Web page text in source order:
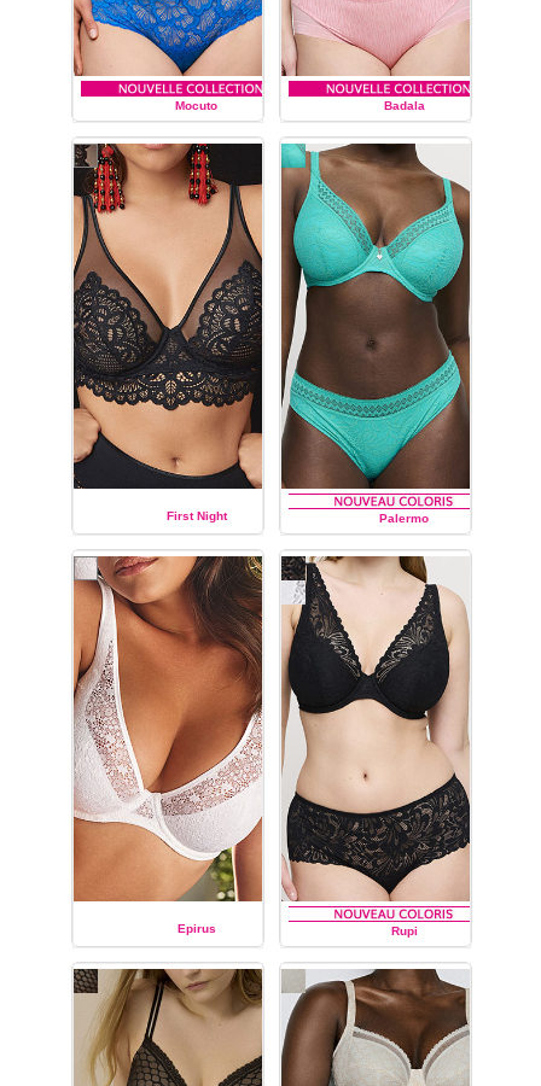
comme sur les peaux
foncées. La collection
Avellino propose de
nombreux type de produit
string, tanga, slip, shorty, slip
haut, plusieurs type de
soutiens-gorge à coque ou à
armature. Cette lingerie
s'adaptera également
parfaitement aux formes
généreuses.
Composition :
Polyamide:80%,
Elasthanne:20%
Mocuto
PRIMA DONNA TWIST
Badala
PRIMA DONNA TWIST
First Night
PRIMA DONNA TWIST
Palermo
PRIMA DONNA TWIST
Epirus
PRIMA DONNA TWIST
Rupi
PRIMA DONNA TWIST